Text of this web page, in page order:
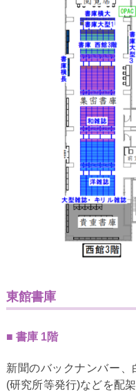
東館書庫
書庫 1階
新聞のバックナンバー
(研究所等発行)などを配架